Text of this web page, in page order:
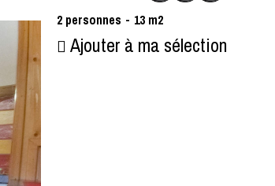
2 personnes 13 m2
Ajouter à ma sélection